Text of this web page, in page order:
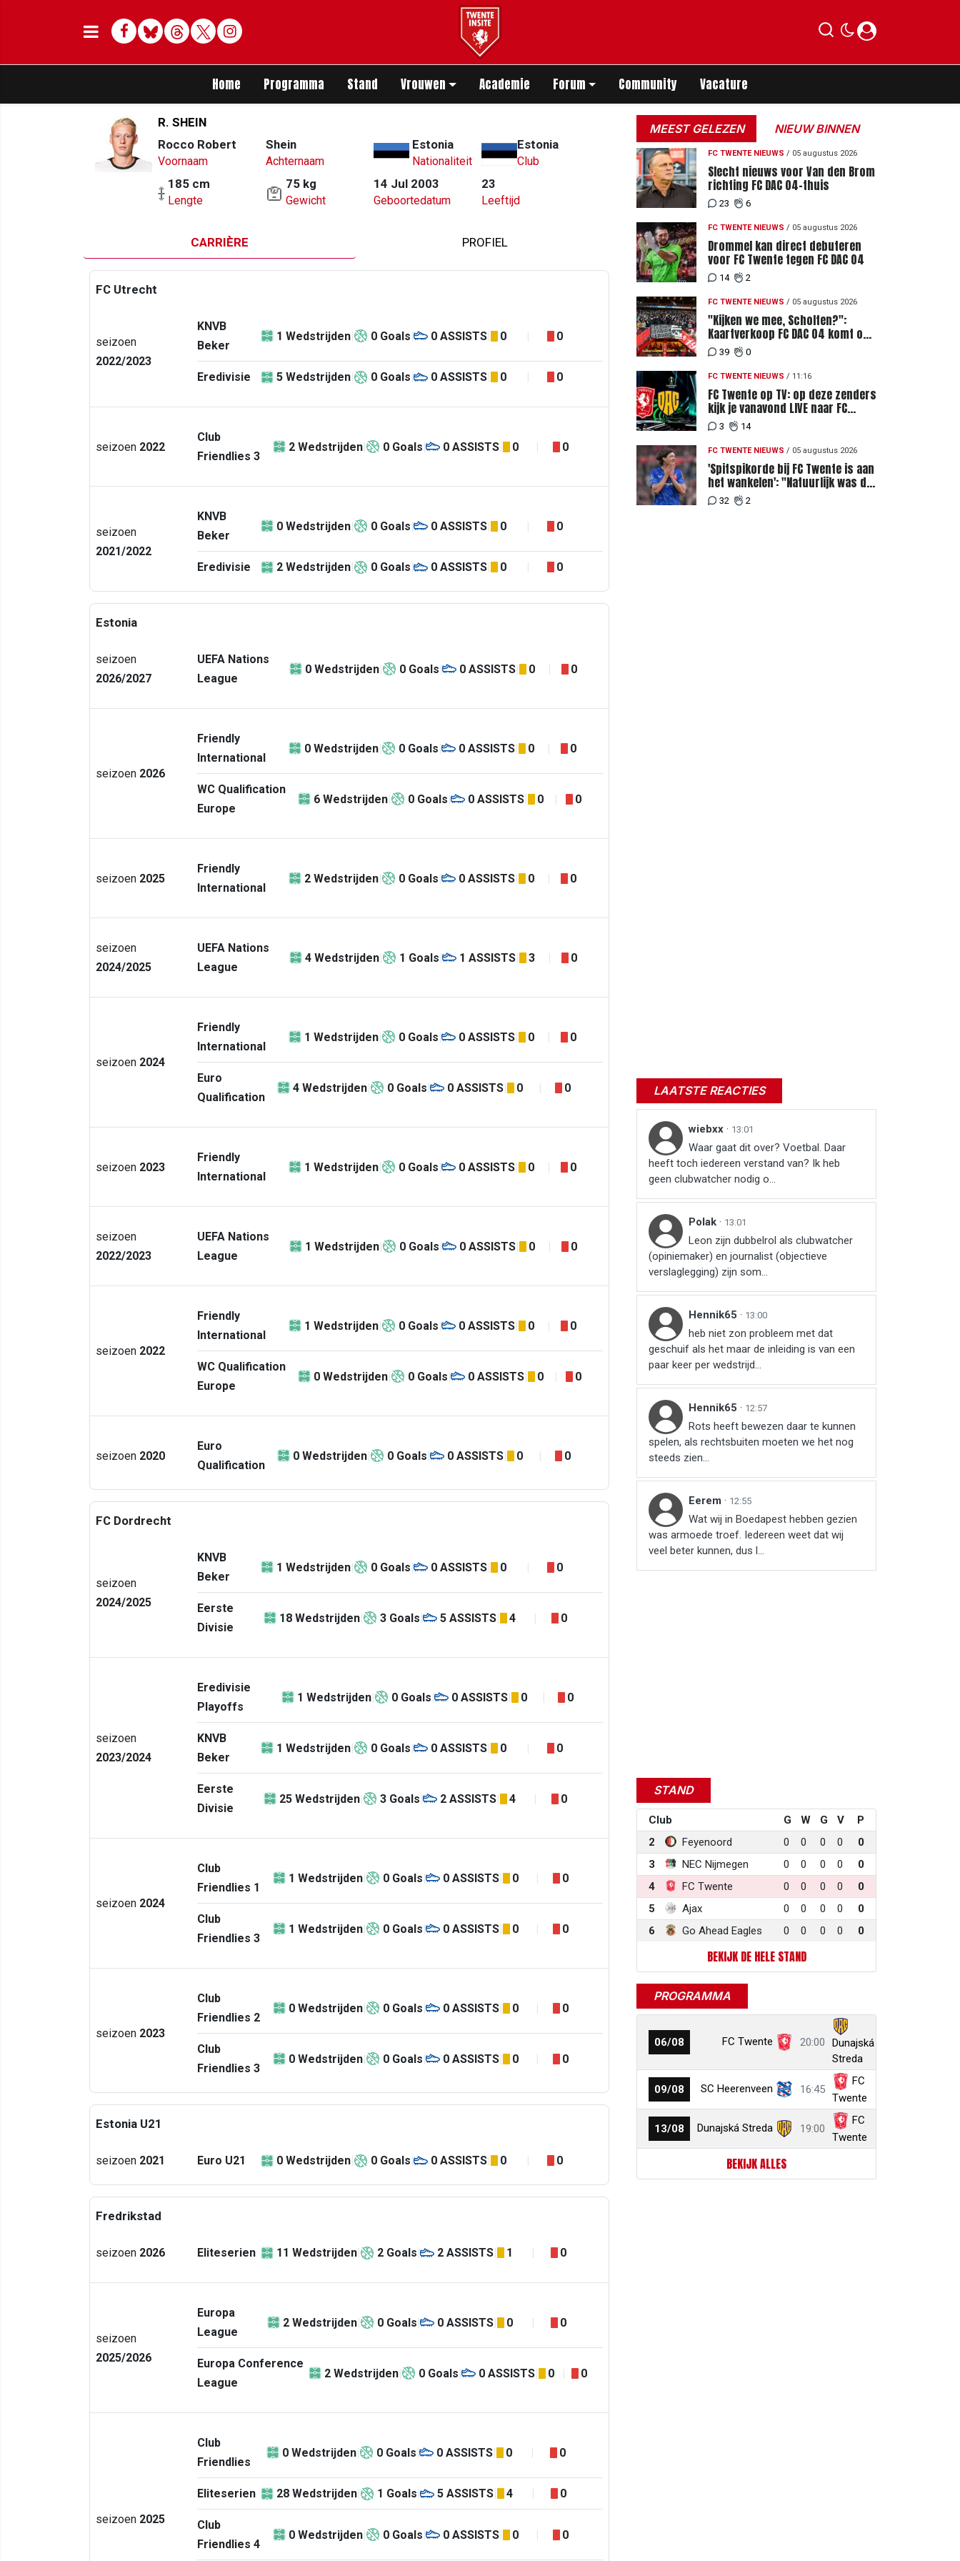
Facebook
BlueskyThreadsTwitterDelen op Whatsapp
Home Programma Stand Vrouwen Academie Forum Community Vacature
R. SHEIN
Rocco Robert
Voornaam
Shein
Achternaam
Estonia
Nationaliteit
Estonia
Club
185 cm
Lengte
75 kg
Gewicht
14 Jul 2003
Geboortedatum
23
Leeftijd
CARRIÈRE PROFIEL
FC Utrecht
seizoen
2022/2023
KNVB
Beker
1 Wedstrijden 0 Goals 0 ASSISTS 0 0
Eredivisie 5 Wedstrijden 0 Goals 0 ASSISTS 0 0
seizoen 2022
Club
Friendlies 3
2 Wedstrijden 0 Goals 0 ASSISTS 0 0
seizoen
2021/2022
KNVB
Beker
0 Wedstrijden 0 Goals 0 ASSISTS 0 0
Eredivisie 2 Wedstrijden 0 Goals 0 ASSISTS 0 0
Estonia
seizoen
2026/2027
UEFA Nations
League
0 Wedstrijden 0 Goals 0 ASSISTS 0 0
seizoen 2026
Friendly
International
0 Wedstrijden 0 Goals 0 ASSISTS 0 0
WC Qualification
Europe
6 Wedstrijden 0 Goals 0 ASSISTS 0 0
seizoen 2025
Friendly
International
2 Wedstrijden 0 Goals 0 ASSISTS 0 0
seizoen
2024/2025
UEFA Nations
League
4 Wedstrijden 1 Goals 1 ASSISTS 3 0
seizoen 2024
Friendly
International
1 Wedstrijden 0 Goals 0 ASSISTS 0 0
Euro
Qualification
4 Wedstrijden 0 Goals 0 ASSISTS 0 0
seizoen 2023
Friendly
International
1 Wedstrijden 0 Goals 0 ASSISTS 0 0
seizoen
2022/2023
UEFA Nations
League
1 Wedstrijden 0 Goals 0 ASSISTS 0 0
seizoen 2022
Friendly
International
1 Wedstrijden 0 Goals 0 ASSISTS 0 0
WC Qualification
Europe
0 Wedstrijden 0 Goals 0 ASSISTS 0 0
seizoen 2020
Euro
Qualification
0 Wedstrijden 0 Goals 0 ASSISTS 0 0
FC Dordrecht
seizoen
2024/2025
KNVB
Beker
1 Wedstrijden 0 Goals 0 ASSISTS 0 0
Eerste
Divisie
18 Wedstrijden 3 Goals 5 ASSISTS 4 0
seizoen
2023/2024
Eredivisie
Playoffs
1 Wedstrijden 0 Goals 0 ASSISTS 0 0
KNVB
Beker
1 Wedstrijden 0 Goals 0 ASSISTS 0 0
Eerste
Divisie
25 Wedstrijden 3 Goals 2 ASSISTS 4 0
seizoen 2024
Club
Friendlies 1
1 Wedstrijden 0 Goals 0 ASSISTS 0 0
Club
Friendlies 3
1 Wedstrijden 0 Goals 0 ASSISTS 0 0
seizoen 2023
Club
Friendlies 2
0 Wedstrijden 0 Goals 0 ASSISTS 0 0
Club
Friendlies 3
0 Wedstrijden 0 Goals 0 ASSISTS 0 0
Estonia U21
seizoen 2021 Euro U21 0 Wedstrijden 0 Goals 0 ASSISTS 0 0
Fredrikstad
seizoen 2026 Eliteserien 11 Wedstrijden 2 Goals 2 ASSISTS 1 0
seizoen
2025/2026
Europa
League
2 Wedstrijden 0 Goals 0 ASSISTS 0 0
Europa Conference
League
2 Wedstrijden 0 Goals 0 ASSISTS 0 0
seizoen 2025
Club
Friendlies
0 Wedstrijden 0 Goals 0 ASSISTS 0 0
Eliteserien 28 Wedstrijden 1 Goals 5 ASSISTS 4 0
Club
Friendlies 4
0 Wedstrijden 0 Goals 0 ASSISTS 0 0
MEEST GELEZEN NIEUW BINNEN
FC TWENTE NIEUWS / 05 augustus 2026
Slecht nieuws voor Van den Brom
richting FC DAC 04-thuis
23 6
FC TWENTE NIEUWS / 05 augustus 2026
Drommel kan direct debuteren
voor FC Twente tegen FC DAC 04
14 2
FC TWENTE NIEUWS / 05 augustus 2026
"Kijken we mee, Scholten?":
Kaartverkoop FC DAC 04 komt op
gang, supporters niet blij met
ticketprijzen
39 0
FC TWENTE NIEUWS / 11:16
FC Twente op TV: op deze zenders
kijk je vanavond LIVE naar FC
Twente - FC DAC 04
3 14
FC TWENTE NIEUWS / 05 augustus 2026
'Spitspikorde bij FC Twente is aan
het wankelen': "Natuurlijk was dat
een signaal"
32 2
LAATSTE REACTIES
wiebxx · 13:01
Waar gaat dit over? Voetbal. Daar
heeft toch iedereen verstand van? Ik heb
geen clubwatcher nodig o...
Polak · 13:01
Leon zijn dubbelrol als clubwatcher
(opiniemaker) en journalist (objectieve
verslaglegging) zijn som...
Hennik65 · 13:00
heb niet zon probleem met dat
geschuif als het maar de inleiding is van een
paar keer per wedstrijd...
Hennik65 · 12:57
Rots heeft bewezen daar te kunnen
spelen, als rechtsbuiten moeten we het nog
steeds zien...
Eerem · 12:55
Wat wij in Boedapest hebben gezien
was armoede troef. Iedereen weet dat wij
veel beter kunnen, dus l...
STAND
Club G W G V
P
2
Feyenoord 0 0 0 0
0
3
NEC Nijmegen 0 0 0 0
0
4
FC Twente 0 0 0 0
0
5
Ajax 0 0 0 0
0
6
Go Ahead Eagles 0 0 0 0 0
BEKIJK DE HELE STAND
PROGRAMMA
06/08 FC Twente 20:00
Dunajská
Streda
09/08 SC Heerenveen 16:45
FC
Twente
13/08 Dunajská Streda 19:00
FC
Twente
BEKIJK ALLES